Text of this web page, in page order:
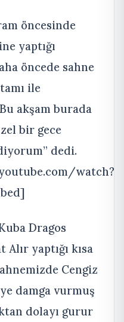
öncesinde
yaptığı
öncede sahne
ile
akşam burada
bir gece
dedi.
watch?
Dragos
yaptığı kısa
Cengiz
damga vurmuş
dolayı gurur